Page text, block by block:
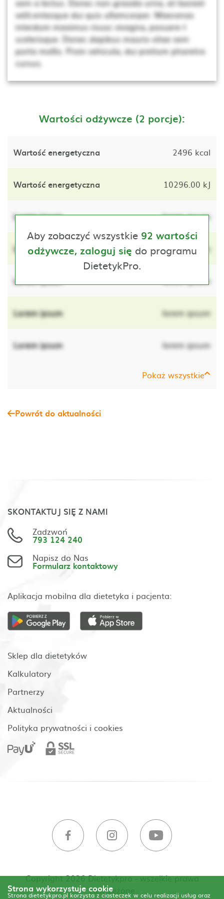
sem a lectus. Donec non gravida urna, at laoreet
velit.entesque dui quis ullamcorper. Maecenas
interdum maximus risusc vivagna, posuere t
scelerisque. Donec dapibus mauris vitae sem
porta mollis. Proin vehicula, dui pretium pharetra
cursus.
Wartości odżywcze (2 porcje):
Wartość energetyczna 2496 kcal
Wartość energetyczna 10296.00 kJ
Lorem ipsum lorem ipsum
Lorem ipsum lorem ipsum
Lorem ipsum lorem ipsum
Lorem ipsum lorem ipsum
Lorem ipsum lorem ipsum
Pokaż wszystkie
Aby zobaczyć wszystkie 92 wartości
odżywcze, zaloguj się do programu
DietetykPro.
Powrót do aktualności
SKONTAKTUJ SIĘ Z NAMI
Zadzwoń
793 124 240
Napisz do Nas
Formularz kontaktowy
Aplikacja mobilna dla dietetyka i pacjenta:
Sklep dla dietetyków
Kalkulatory
Partnerzy
Aktualności
Polityka prywatności i cookies
Copyright 2026 Dietetykpro - wszelkie prawa
zastrzeżone
Strona wykorzystuje cookie
Strona dietetykpro.pl korzysta z ciasteczek w celu realizacji usług oraz